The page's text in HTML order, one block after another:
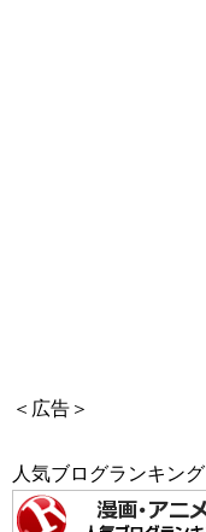
＜広告＞
人気ブログランキング